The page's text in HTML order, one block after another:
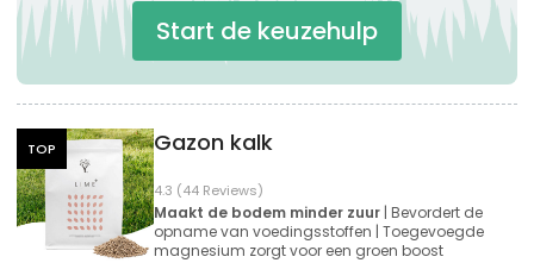
Start de keuzehulp
TOP
4.3 (44 Reviews)
Gazon kalk
Maakt de bodem minder zuur | Bevordert de
opname van voedingsstoffen | Toegevoegde
magnesium zorgt voor een groen boost